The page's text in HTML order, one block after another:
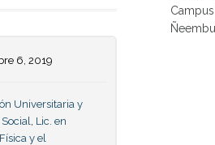
6, 2019
Universitaria y
, Lic. en
y el